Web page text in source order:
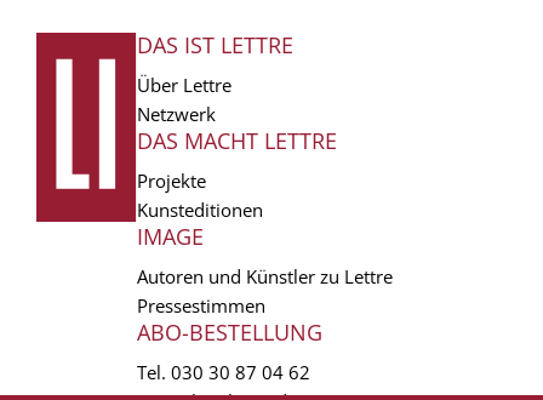
FUSSZEILE
DAS IST LETTRE
Über Lettre
Netzwerk
DAS MACHT LETTRE
Projekte
Kunsteditionen
IMAGE
Autoren und Künstler zu Lettre
Pressestimmen
ABO-BESTELLUNG
Tel. 030 30 87 04 62